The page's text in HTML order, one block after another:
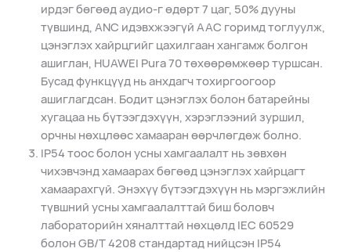
ирдэг бөгөөд аудио-г өдөрт 7 цаг, 50% дууны
түвшинд, ANC идэвхжээгүй AAC горимд тоглуулж,
цэнэглэх хайрцгийг цахилгаан хангамж болгон
ашиглан, HUAWEI Pura 70 төхөөрөмжөөр туршсан.
Бусад функцүүд нь анхдагч тохиргоогоор
ашиглагдсан. Бодит цэнэглэх болон батарейны
хугацаа нь бүтээгдэхүүн, хэрэглээний зуршил,
орчны нөхцлөөс хамааран өөрчлөгдөж болно.
IP54 тоос болон усны хамгаалалт нь зөвхөн
чихэвчэнд хамаарах бөгөөд цэнэглэх хайрцагт
хамаарахгүй. Энэхүү бүтээгдэхүүн нь мэргэжлийн
түвшний усны хамгаалалттай биш боловч
лабораторийн хяналттай нөхцөлд IEC 60529
болон GB/T 4208 стандартад нийцсэн IP54